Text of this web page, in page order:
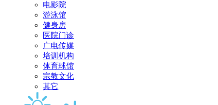
电影院
游泳馆
健身房
医院门诊
广电传媒
培训机构
体育球馆
宗教文化
其它